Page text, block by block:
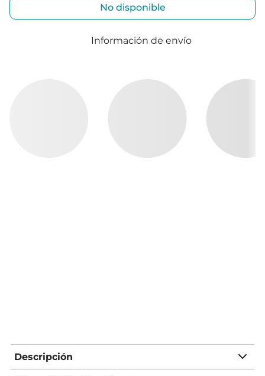
No disponible
Información de envío
Descripción